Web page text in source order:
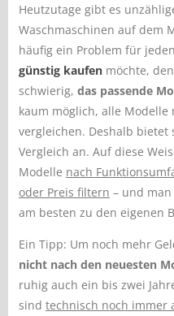
Heutzutage gibt es
Waschmaschinen auf dem
häufig ein Problem für
günstig kaufen möchte,
schwierig,das passende
kaum möglich, alle
vergleichen. Deshalb
Vergleich an. Auf diese
Modelle nach
oder Preis filtern – und
am besten zu den eigenen
Ein Tipp: Um noch mehr
nicht nach den neuesten
ruhig auch ein bis zwei
sindtechnisch noch immer